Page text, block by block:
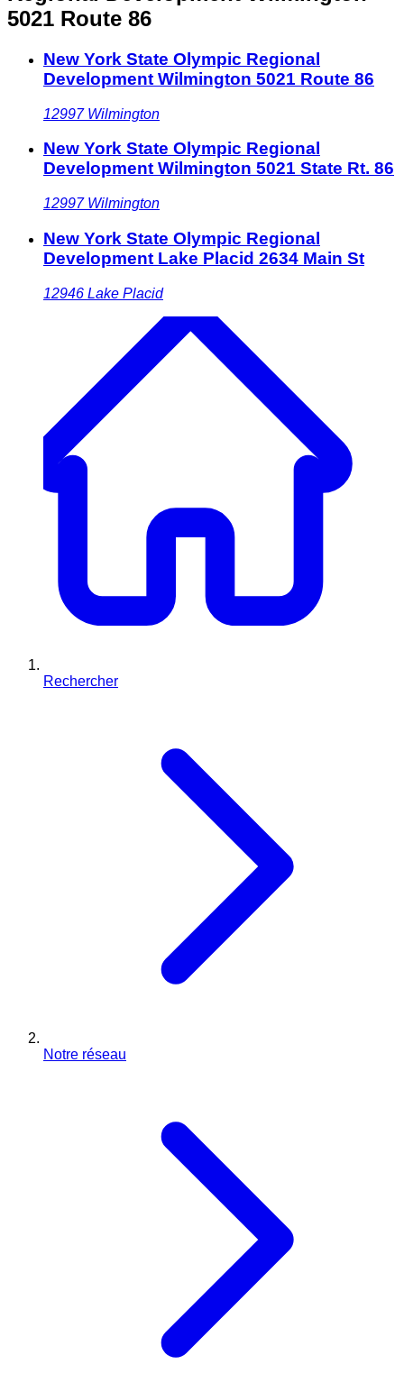
5021 Route 86
New York State Olympic Regional
Development Wilmington 5021 Route 86
12997 Wilmington
New York State Olympic Regional
Development Wilmington 5021 State Rt. 86
12997 Wilmington
New York State Olympic Regional
Development Lake Placid 2634 Main St
12946 Lake Placid
Rechercher
Notre réseau